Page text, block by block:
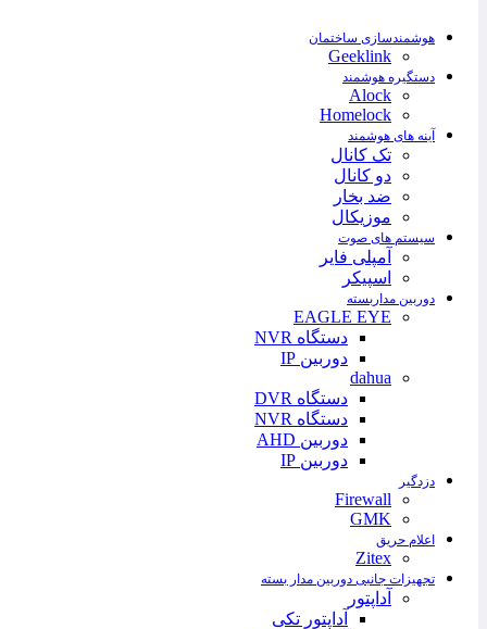
هوشمندسازی ساختمان
Geeklink
دستگیره هوشمند
Alock
Homelock
آینه های هوشمند
تک کانال
دو کانال
ضد بخار
موزیکال
سیستم های صوت
آمپلی فایر
اسپیکر
دوربین مداربسته
EAGLE EYE
دستگاه NVR
دوربین IP
dahua
دستگاه DVR
دستگاه NVR
دوربین AHD
دوربین IP
دزدگیر
Firewall
GMK
اعلام حریق
Zitex
تجهیزات جانبی دوربین مدار بسته
آداپتور
آداپتور تکی